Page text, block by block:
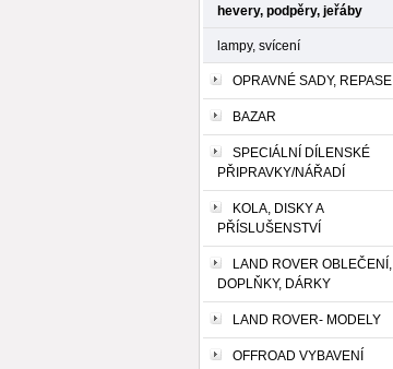
hevery, podpěry, jeřáby
lampy, svícení
OPRAVNÉ SADY, REPASE
BAZAR
SPECIÁLNÍ DÍLENSKÉ
PŘIPRAVKY/NÁŘADÍ
KOLA, DISKY A
PŘÍSLUŠENSTVÍ
LAND ROVER OBLEČENÍ,
DOPLŇKY, DÁRKY
LAND ROVER- MODELY
OFFROAD VYBAVENÍ